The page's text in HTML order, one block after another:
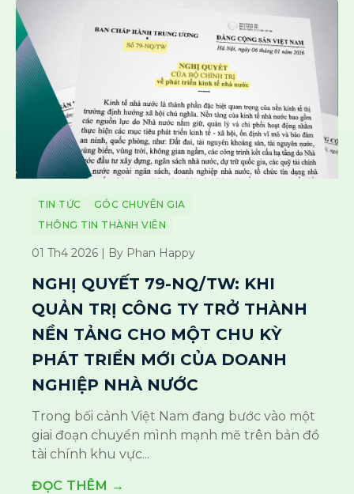
TIN TỨC
GÓC CHUYÊN GIA
THÔNG TIN THÀNH VIÊN
01 Th4 2026 | By Phan Happy
NGHỊ QUYẾT 79-NQ/TW: KHI
QUẢN TRỊ CÔNG TY TRỞ THÀNH
NỀN TẢNG CHO MỘT CHU KỲ
PHÁT TRIỂN MỚI CỦA DOANH
NGHIỆP NHÀ NƯỚC
Trong bối cảnh Việt Nam đang bước vào một
giai đoạn chuyển mình mạnh mẽ trên bản đồ
tài chính khu vực...
ĐỌC THÊM →